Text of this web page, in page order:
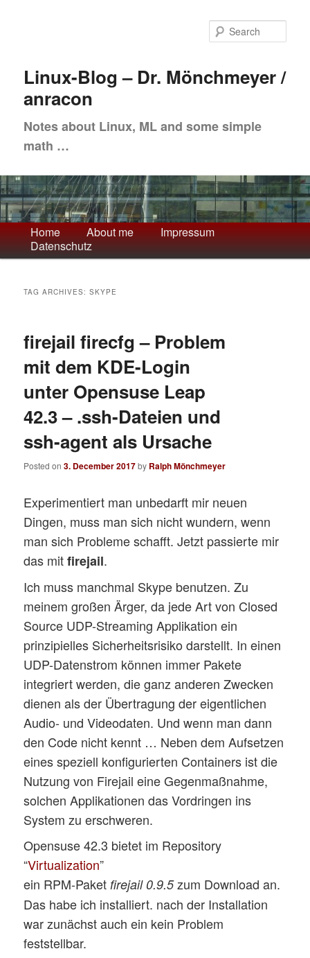
content
contentLinux-Blog – Dr. Mönchmeyer /
anracon
Notes about Linux, ML and some simple
math …
Main
menu
Home About me
Impressum
Datenschutz
TAG ARCHIVES:SKYPE
firejail firecfg – Problem
mit dem KDE-Login
unter Opensuse Leap
42.3 – .ssh-Dateien und
ssh-agent als Ursache
Posted on3. December 2017by Ralph Mönchmeyer
Experimentiert man unbedarft mir neuen
Dingen, muss man sich nicht wundern, wenn
man sich Probleme schafft. Jetzt passierte mir
das mitfirejail.
Ich muss manchmal Skype benutzen. Zu
meinem großen Ärger, da jede Art von Closed
Source UDP-Streaming Applikation ein
prinzipielles Sicherheitsrisiko darstellt. In einen
UDP-Datenstrom können immer Pakete
integriert werden, die ganz anderen Zwecken
dienen als der Übertragung der eigentlichen
Audio- und Videodaten. Und wenn man dann
den Code nicht kennt … Neben dem Aufsetzen
eines speziell konfigurierten Containers ist die
Nutzung von Firejail eine Gegenmaßnahme,
solchen Applikationen das Vordringen ins
System zu erschweren.
Opensuse 42.3 bietet im Repository
“Virtualization”
ein RPM-Paket firejail 0.9.5zum Download an.
Das habe ich installiert. nach der Installation
war zunächst auch ein kein Problem
feststellbar.